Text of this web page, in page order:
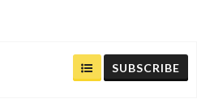
SUBSCRIBE